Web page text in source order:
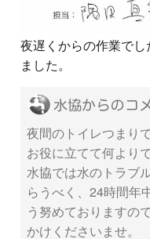
夜遅くからの作業で
ました。
夜間のトイレつまり
お役に立てて何よりで
水協では水のトラブ
らうべく、24時間年
う努めておりますの
かけくださいませ。